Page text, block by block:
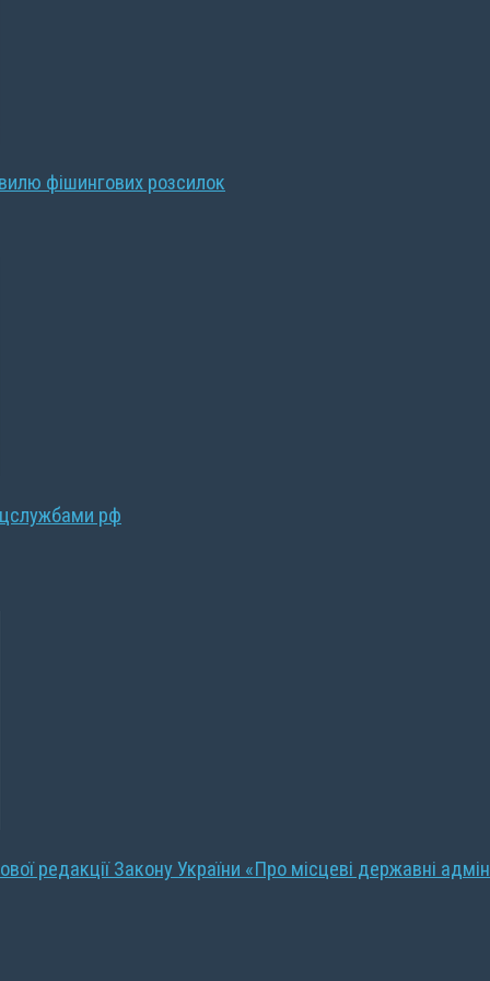
фішингових розсилок
рф
редакції Закону України «Про місцеві державні